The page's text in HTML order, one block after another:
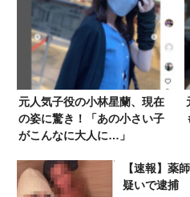
元人気子役の小林星蘭、現在
の姿に驚き！「あの小さい子
がこんなに大人に…」
【速報】薬
疑いで逮捕